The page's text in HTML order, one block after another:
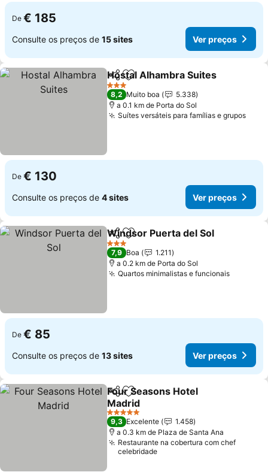
De € 185
Consulte os preços de 15 sites Ver preços
PartilharAdicionar aos favoritos
Hostal Alhambra Suites
3 Estrelas
8,2 Muito boa
5.338
a 0.1 km de Porta do Sol
Suítes versáteis para famílias e grupos
De € 130
Consulte os preços de 4 sites Ver preços
PartilharAdicionar aos favoritos
Windsor Puerta del Sol
3 Estrelas
7,9 Boa
1.211
a 0.2 km de Porta do Sol
Quartos minimalistas e funcionais
De € 85
Consulte os preços de 13 sites Ver preços
PartilharAdicionar aos favoritos
Four Seasons Hotel
Madrid
5 Estrelas
9,3 Excelente
1.458
a 0.3 km de Plaza de Santa Ana
Restaurante na cobertura com chef
celebridade